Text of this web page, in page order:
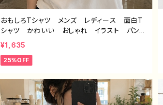
おもしろTシャツ メンズ レディース 面白T
シャツ かわいい おしゃれ イラスト パン
ダ 動物 ゆるかわ ゆるい ユニーク ネタ
系 オリジナルキャラクター おすすめ 個性
的 人気 イラストレーター クリエイター
ャツ デザイン コラボ 悪いことを言うパン
ダ タイトル：もしもし悪パンダ 作：こさつ
ね C-3
¥1,635
25%OFF